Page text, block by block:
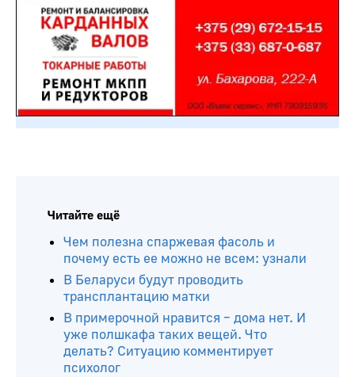
Читайте ещё
Чем полезна спаржевая фасоль и
почему есть ее можно не всем: узнали
В Беларуси будут проводить
трансплантацию матки
В примерочной нравится – дома нет. И
уже полшкафа таких вещей. Что
делать? Ситуацию комментирует
психолог